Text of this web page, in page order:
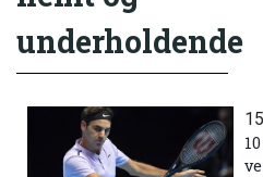
underholdende